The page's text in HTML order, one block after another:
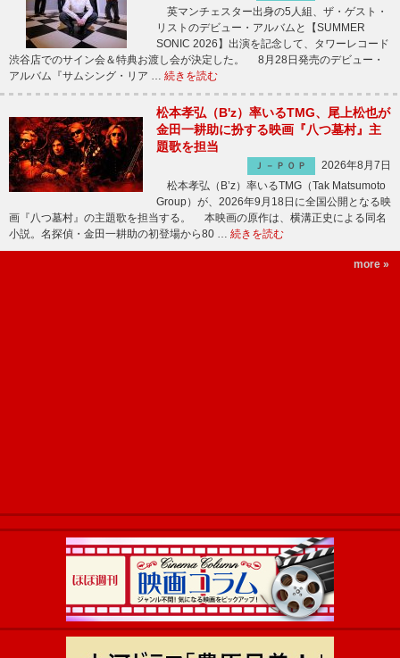
英マンチェスター出身の5人組、ザ・ゲスト・
リストのデビュー・アルバムと【SUMMER
SONIC 2026】出演を記念して、タワーレコード
渋谷店でのサイン会＆特典お渡し会が決定した。 8月28日発売のデビュー・
アルバム『サムシング・リア … 続きを読む
松本孝弘（B'z）率いるTMG、尾上松也が
金田一耕助に扮する映画『八つ墓村』主
題歌を担当
Ｊ－ＰＯＰ
2026年8月7日
松本孝弘（B’z）率いるTMG（Tak Matsumoto
Group）が、2026年9月18日に全国公開となる映
画『八つ墓村』の主題歌を担当する。 本映画の原作は、横溝正史による同名
小説。名探偵・金田一耕助の初登場から80 … 続きを読む
more »